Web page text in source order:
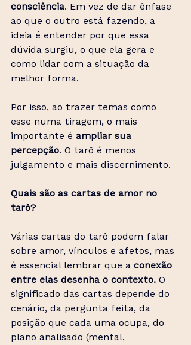
consciência. Em vez de dar ênfase
ao que o outro está fazendo, a
ideia é entender por que essa
dúvida surgiu, o que ela gera e
como lidar com a situação da
melhor forma.
Por isso, ao trazer temas como
esse numa tiragem, o mais
importante é ampliar sua
percepção. O tarô é menos
julgamento e mais discernimento.
Quais são as cartas de amor no
tarô?
Várias cartas do tarô podem falar
sobre amor, vínculos e afetos, mas
é essencial lembrar que a conexão
entre elas desenha o contexto. O
significado das cartas depende do
cenário, da pergunta feita, da
posição que cada uma ocupa, do
plano analisado (mental,